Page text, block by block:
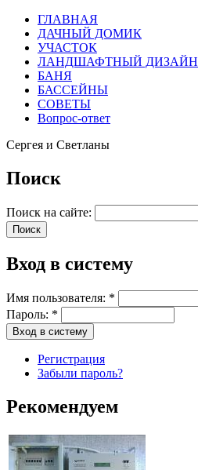
ГЛАВНАЯ
ДАЧНЫЙ ДОМИК
УЧАСТОК
ЛАНДШАФТНЫЙ ДИЗАЙН
БАНЯ
БАССЕЙНЫ
СОВЕТЫ
Вопрос-ответ
Сергея и Светланы
Поиск
Поиск на сайте:
Вход в систему
Имя пользователя: *
Пароль: *
Регистрация
Забыли пароль?
Рекомендуем